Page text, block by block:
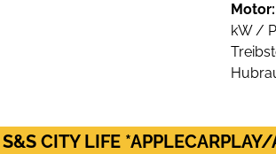
Motor:
kW /
CITY LIFE